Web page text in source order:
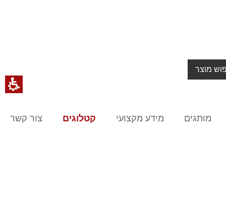
מוצר
מותגים מידע מקצועי קטלוגים צור קשר